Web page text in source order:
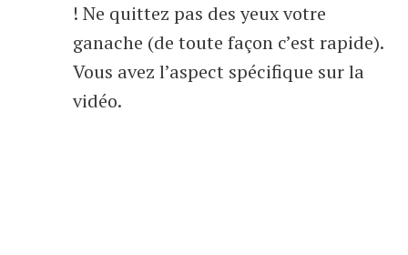
! Ne quittez pas des yeux votre
ganache (de toute façon c’est rapide).
Vous avez l’aspect spécifique sur la
vidéo.